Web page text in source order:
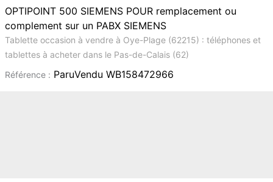
OPTIPOINT 500 SIEMENS POUR remplacement ou
complement sur un PABX SIEMENS
Tablette occasion à vendre à Oye-Plage (62215) : téléphones et
tablettes à acheter dans le Pas-de-Calais (62)
Référence : ParuVendu WB158472966